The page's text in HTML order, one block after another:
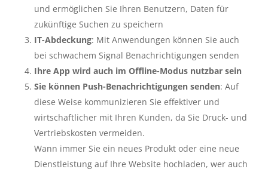
und ermöglichen Sie Ihren Benutzern, Daten für
zukünftige Suchen zu speichern
IT-Abdeckung: Mit Anwendungen können Sie auch
bei schwachem Signal Benachrichtigungen senden
Ihre App wird auch im Offline-Modus nutzbar sein
Sie können Push-Benachrichtigungen senden: Auf
diese Weise kommunizieren Sie effektiver und
wirtschaftlicher mit Ihren Kunden, da Sie Druck- und
Vertriebskosten vermeiden.
Wann immer Sie ein neues Produkt oder eine neue
Dienstleistung auf Ihre Website hochladen, wer auch